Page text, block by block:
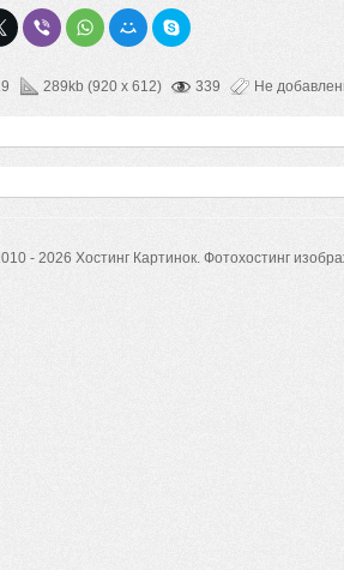
289kb (920 x 612) 339 Не
- 2026 Хостинг Картинок. Фотохостинг